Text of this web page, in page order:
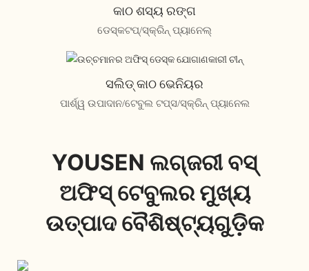
କାଠ ଶସ୍ୟ ରଙ୍ଗ
ଡେସ୍କଟପ୍/ସ୍କ୍ରିନ୍ ପ୍ୟାନେଲ୍
ସଲିଡ୍ କାଠ ଭେନିୟର
ପାର୍ଶ୍ୱ ଉପାଦାନ/ଟେବୁଲ ଟପ୍ସ/ସ୍କ୍ରିନ୍ ପ୍ୟାନେଲ
YOUSEN ଲଗ୍ଜରୀ ବସ୍
ଅଫିସ୍ ଟେବୁଲର ମୁଖ୍ୟ
ଉତ୍ପାଦ ବୈଶିଷ୍ଟ୍ୟଗୁଡ଼ିକ